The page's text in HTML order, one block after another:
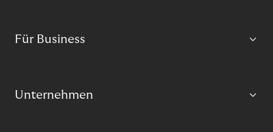
Für Business
Unternehmen